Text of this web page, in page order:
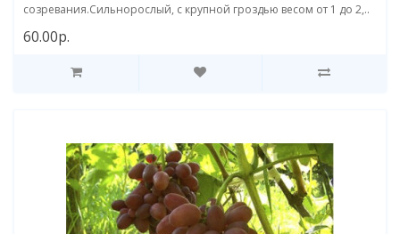
созревания.Сильнорослый, с крупной гроздью весом от 1 до 2,..
60.00р.